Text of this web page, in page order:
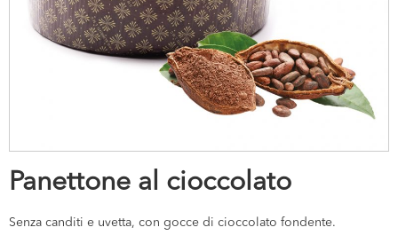
Panettone al cioccolato
Senza canditi e uvetta, con gocce di cioccolato fondente.